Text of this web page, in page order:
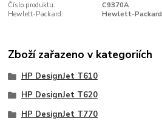
Číslo produktu:
C9370A
Hewlett-Packard:
Hewlett-Packard
Zboží zařazeno v kategoriích
HP DesignJet T610
HP DesignJet T620
HP DesignJet T770